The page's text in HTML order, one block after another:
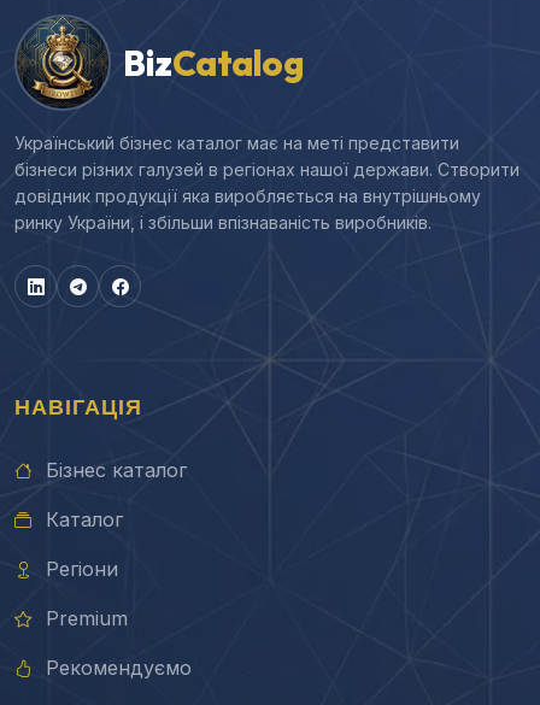
BizCatalog
Український бізнес каталог має на меті представити
бізнеси різних галузей в регіонах нашої держави. Створити
довідник продукції яка виробляється на внутрішньому
ринку України, і збільши впізнаваність виробників.
НАВІГАЦІЯ
Бізнес каталог
Каталог
Регіони
Premium
Рекомендуємо